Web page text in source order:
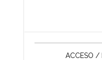
ACCESO /